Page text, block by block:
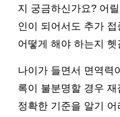
지 궁금하신가요? 어
인이 되어서도 추가
어떻게 해야 하는지
나이가 들면서 면역력
록이 불분명할 경우
정확한 기준을 알기